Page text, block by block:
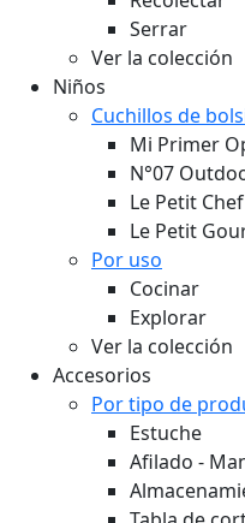
Serrar
Ver la colección
Niños
Cuchillos de
Mi Primer
N°07
Le Petit Chef
Le Petit
Por uso
Cocinar
Explorar
Ver la colección
Accesorios
Por tipo de
Estuche
Afilado -